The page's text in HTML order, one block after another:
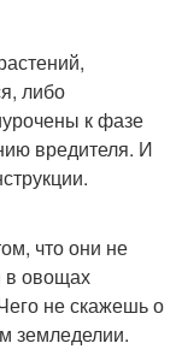
либо
к фазе
вредителя. И
что они не
в овощах
не скажешь о
земледелии.